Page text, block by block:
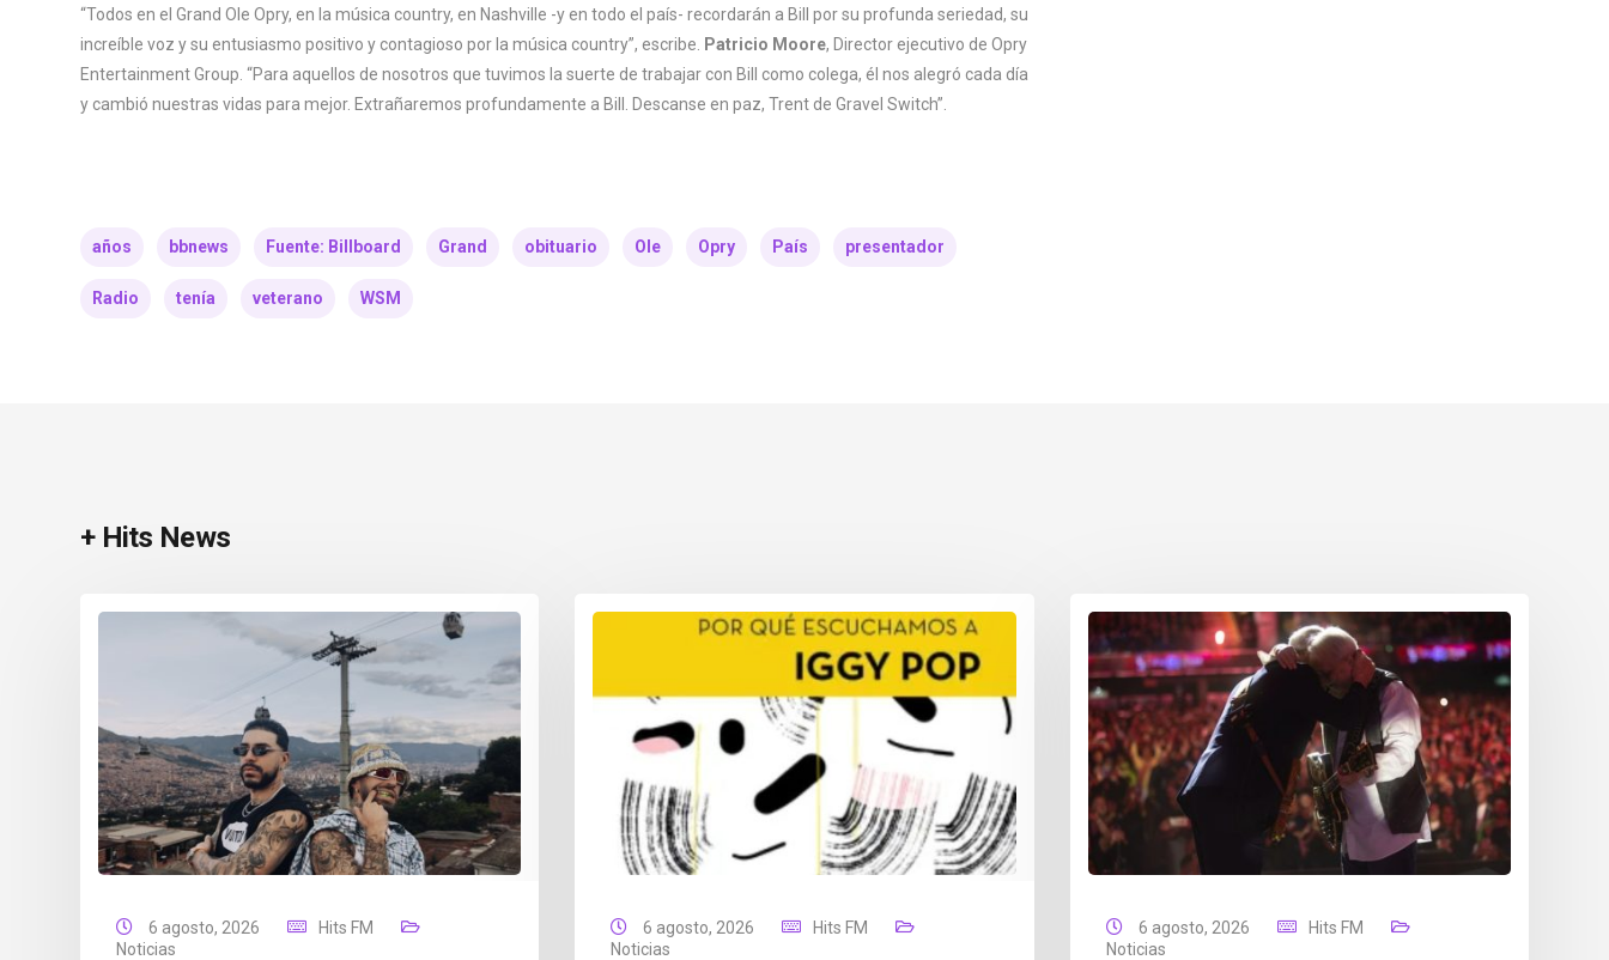
“Todos en el Grand Ole Opry, en la música country, en Nashville -y en todo el país- recordarán a Bill por su profunda seriedad, su
increíble voz y su entusiasmo positivo y contagioso por la música country”, escribe. Patricio Moore, Director ejecutivo de Opry
Entertainment Group. “Para aquellos de nosotros que tuvimos la suerte de trabajar con Bill como colega, él nos alegró cada día
y cambió nuestras vidas para mejor. Extrañaremos profundamente a Bill. Descanse en paz, Trent de Gravel Switch”.
años bbnews Fuente: Billboard Grand obituario Ole Opry País presentador
Radio tenía veterano WSM
+ Hits News
6 agosto, 2026
Hits FM
Noticias
6 agosto, 2026
Hits FM
Noticias
6 agosto, 2026
Hits FM
Noticias